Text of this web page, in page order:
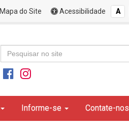
Mapa do Site Acessibilidade A
Informe-se Contate-nos